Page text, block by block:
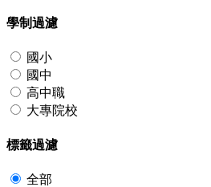
學制過濾
國小
國中
高中職
大專院校
標籤過濾
全部